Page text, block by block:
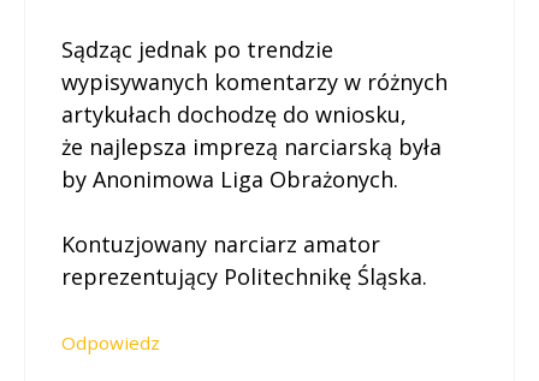
Sądząc jednak po trendzie
wypisywanych komentarzy w różnych
artykułach dochodzę do wniosku,
że najlepsza imprezą narciarską była
by Anonimowa Liga Obrażonych.
Kontuzjowany narciarz amator
reprezentujący Politechnikę Śląska.
Odpowiedz